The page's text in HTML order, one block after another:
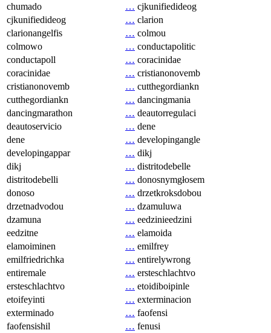
chumado
… cjkunifiedideog
cjkunifiedideog
… clarion
clarionangelfis
… colmou
colmowo
… conductapolitic
conductapoll
… coracinidae
coracinidae
… cristianonovemb
cristianonovemb
… cutthegordiankn
cutthegordiankn
… dancingmania
dancingmarathon
… deautorregulaci
deautoservicio
… dene
dene
… developingangle
developingappar
… dikj
dikj
… distritodebelle
distritodebelli
… donosnymgłosem
donoso
… drzetkroksdobou
drzetnadvodou
… dzamuluwa
dzamuna
… eedzinieedzini
eedzitne
… elamoida
elamoiminen
… emilfrey
emilfriedrichka
… entirelywrong
entiremale
… ersteschlachtvo
ersteschlachtvo
… etoidiboipinle
etoifeyinti
… exterminacion
exterminado
… faofensi
faofensishil
… fenusi